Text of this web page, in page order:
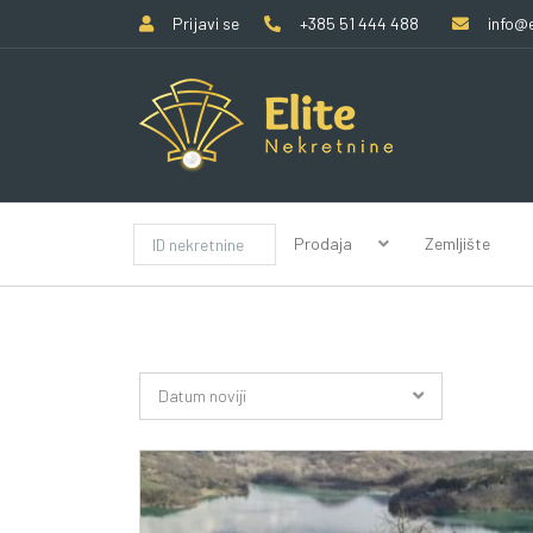
Prijavi se +385 51 444 488
Prodaja Zemljište
Datum noviji